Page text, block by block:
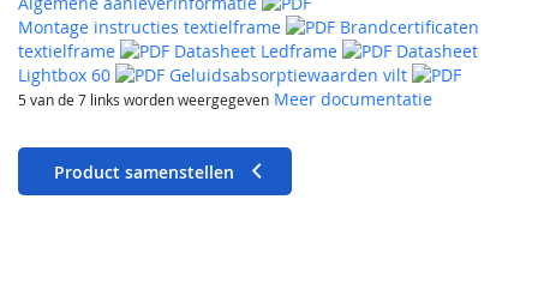
Montage instructies textielframe
Brandcertificaten
textielframe
Datasheet Ledframe
Datasheet
Lightbox 60
Geluidsabsorptiewaarden vilt
5 van de 7 links worden weergegeven Meer documentatie
Product samenstellen